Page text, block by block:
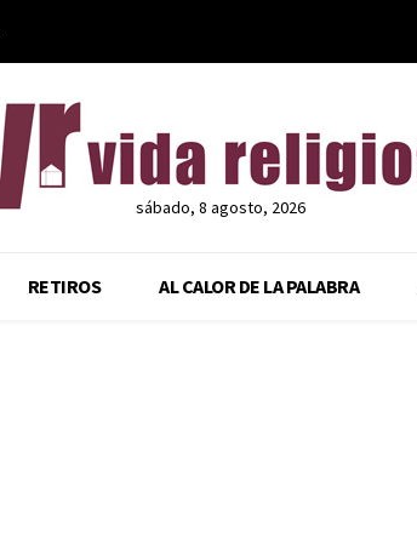
sábado, 8 agosto, 2026
RETIROS AL CALOR DE LA PALABRA